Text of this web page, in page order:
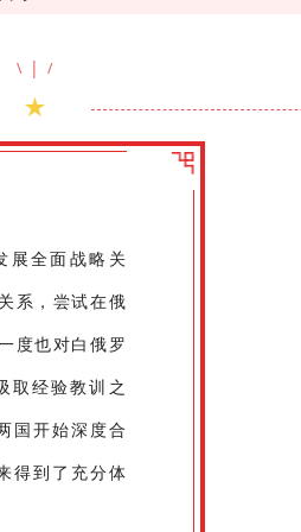
\ |/
★
展全面战略关
系，尝试在俄
度也对白俄罗
取经验教训之
国开始深度合
得到了充分体